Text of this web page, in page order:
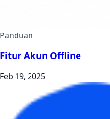
Panduan
Fitur Akun Offline
Feb 19, 2025